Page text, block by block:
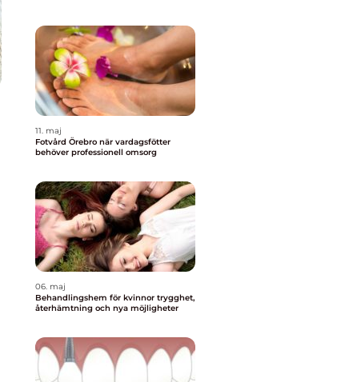
11. maj
Fotvård Örebro när vardagsfötter
behöver professionell omsorg
06. maj
Behandlingshem för kvinnor trygghet,
återhämtning och nya möjligheter